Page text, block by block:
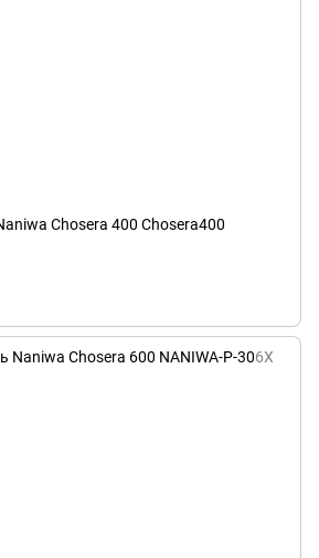
Chosera 400 Chosera400